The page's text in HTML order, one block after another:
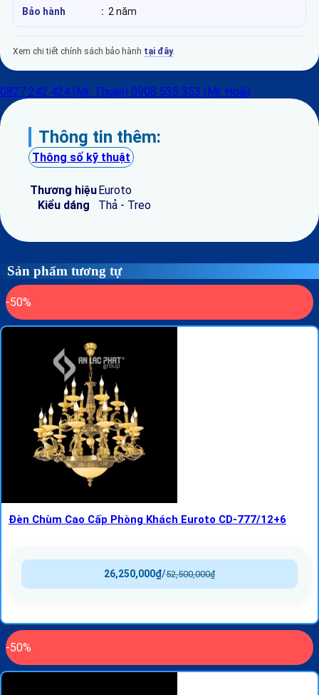
Bảo hành : 2 năm
Xem chi tiết chính sách bảo hành tại đây.
0827 242 424 (Mr. Thuận) 0908 535 353 (Mr. Hoài)
Thông tin thêm:
Thông số kỹ thuật
Thương hiệuEuroto
Kiểu dáng
Thả - Treo
Sản phẩm tương tự
-50%
Đèn Chùm Cao Cấp Phòng Khách Euroto CD-777/12+6
52,500,000₫
/
26,250,000₫
-50%